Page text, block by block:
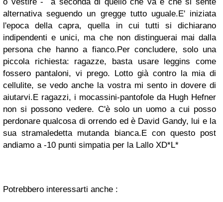
alternativa seguendo un gregge tutto uguale.E' iniziata
l'epoca della capra, quella in cui tutti si dichiarano
indipendenti e unici, ma che non distinguerai mai dalla
persona che hanno a fianco.Per concludere, solo una
piccola richiesta: ragazze, basta usare leggins come
fossero pantaloni, vi prego. Lotto già contro la mia di
cellulite, se vedo anche la vostra mi sento in dovere di
aiutarvi.E ragazzi, i mocassini-pantofole da Hugh Hefner
non si possono vedere. C'è solo un uomo a cui posso
perdonare qualcosa di orrendo ed è David Gandy, lui e la
sua stramaledetta mutanda bianca.E con questo post
andiamo a -10 punti simpatia per la Lallo XD*L*
Potrebbero interessarti anche :